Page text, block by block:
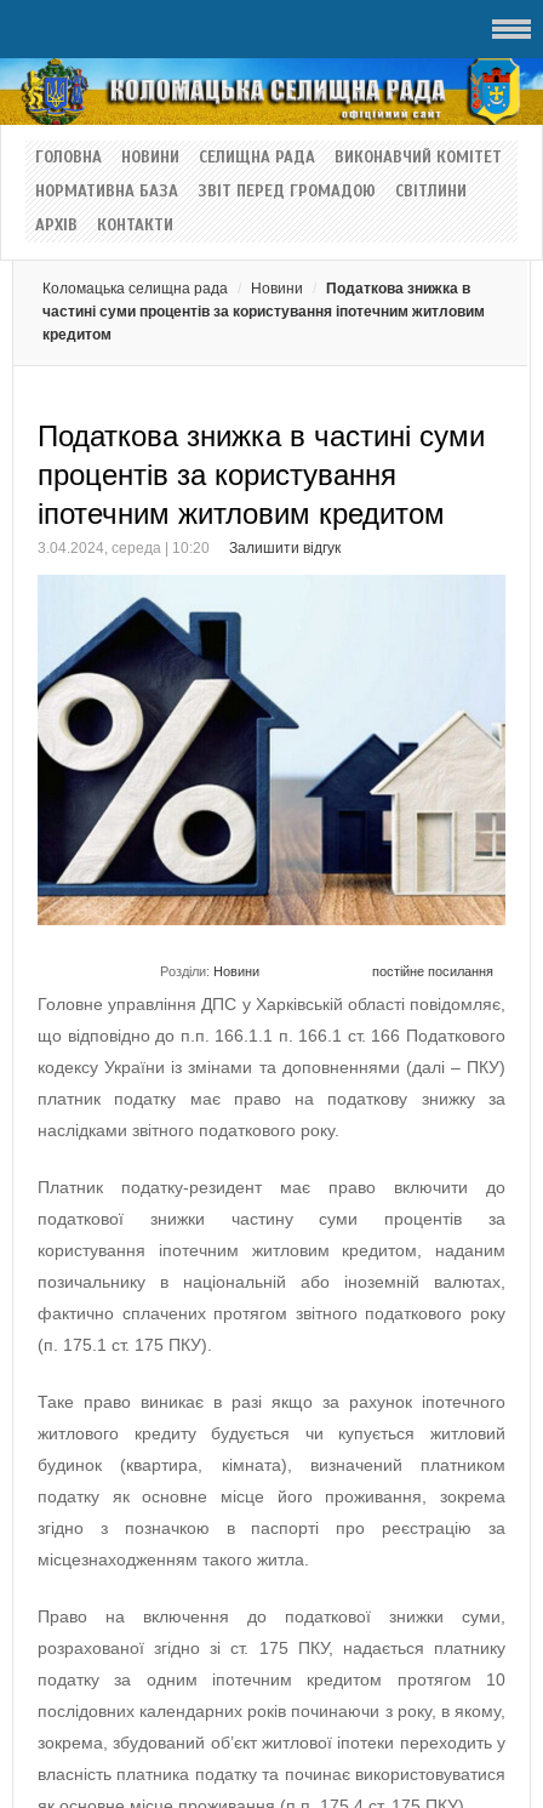
ГОЛОВНА НОВИНИ СЕЛИЩНА РАДА
ВИКОНАВЧИЙ КОМІТЕТ
НОРМАТИВНА БАЗА
ЗВІТ ПЕРЕД ГРОМАДОЮ
СВІТЛИНИ
АРХІВ
КОНТАКТИ
Коломацька селищна рада Новини
Податкова знижка в
частині суми процентів за користування іпотечним житловим
кредитом
Податкова знижка в частині суми
процентів за користування
іпотечним житловим кредитом
3.04.2024, середа | 10:20 Залишити відгук
Розділи: Новини постійне посилання
Головне управління ДПС у Харківській області повідомляє,
що відповідно до п.п. 166.1.1 п. 166.1 ст. 166 Податкового
кодексу України із змінами та доповненнями (далі – ПКУ)
платник податку має право на податкову знижку за
наслідками звітного податкового року.
Платник податку-резидент має право включити до
податкової знижки частину суми процентів за
користування іпотечним житловим кредитом, наданим
позичальнику в національній або іноземній валютах,
фактично сплачених протягом звітного податкового року
(п. 175.1 ст. 175 ПКУ).
Таке право виникає в разі якщо за рахунок іпотечного
житлового кредиту будується чи купується житловий
будинок (квартира, кімната), визначений платником
податку як основне місце його проживання, зокрема
згідно з позначкою в паспорті про реєстрацію за
місцезнаходженням такого житла.
Право на включення до податкової знижки суми,
розрахованої згідно зі ст. 175 ПКУ, надається платнику
податку за одним іпотечним кредитом протягом 10
послідовних календарних років починаючи з року, в якому,
зокрема, збудований об’єкт житлової іпотеки переходить у
власність платника податку та починає використовуватися